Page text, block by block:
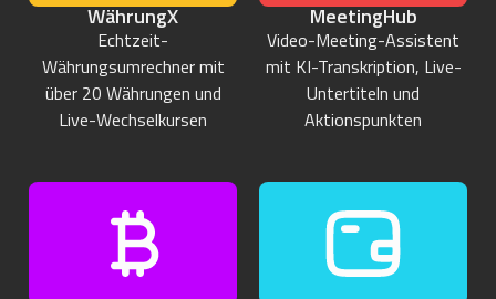
WährungX
Echtzeit-
Währungsumrechner mit
über 20 Währungen und
Live-Wechselkursen
MeetingHub
Video-Meeting-Assistent
mit KI-Transkription, Live-
Untertiteln und
Aktionspunkten